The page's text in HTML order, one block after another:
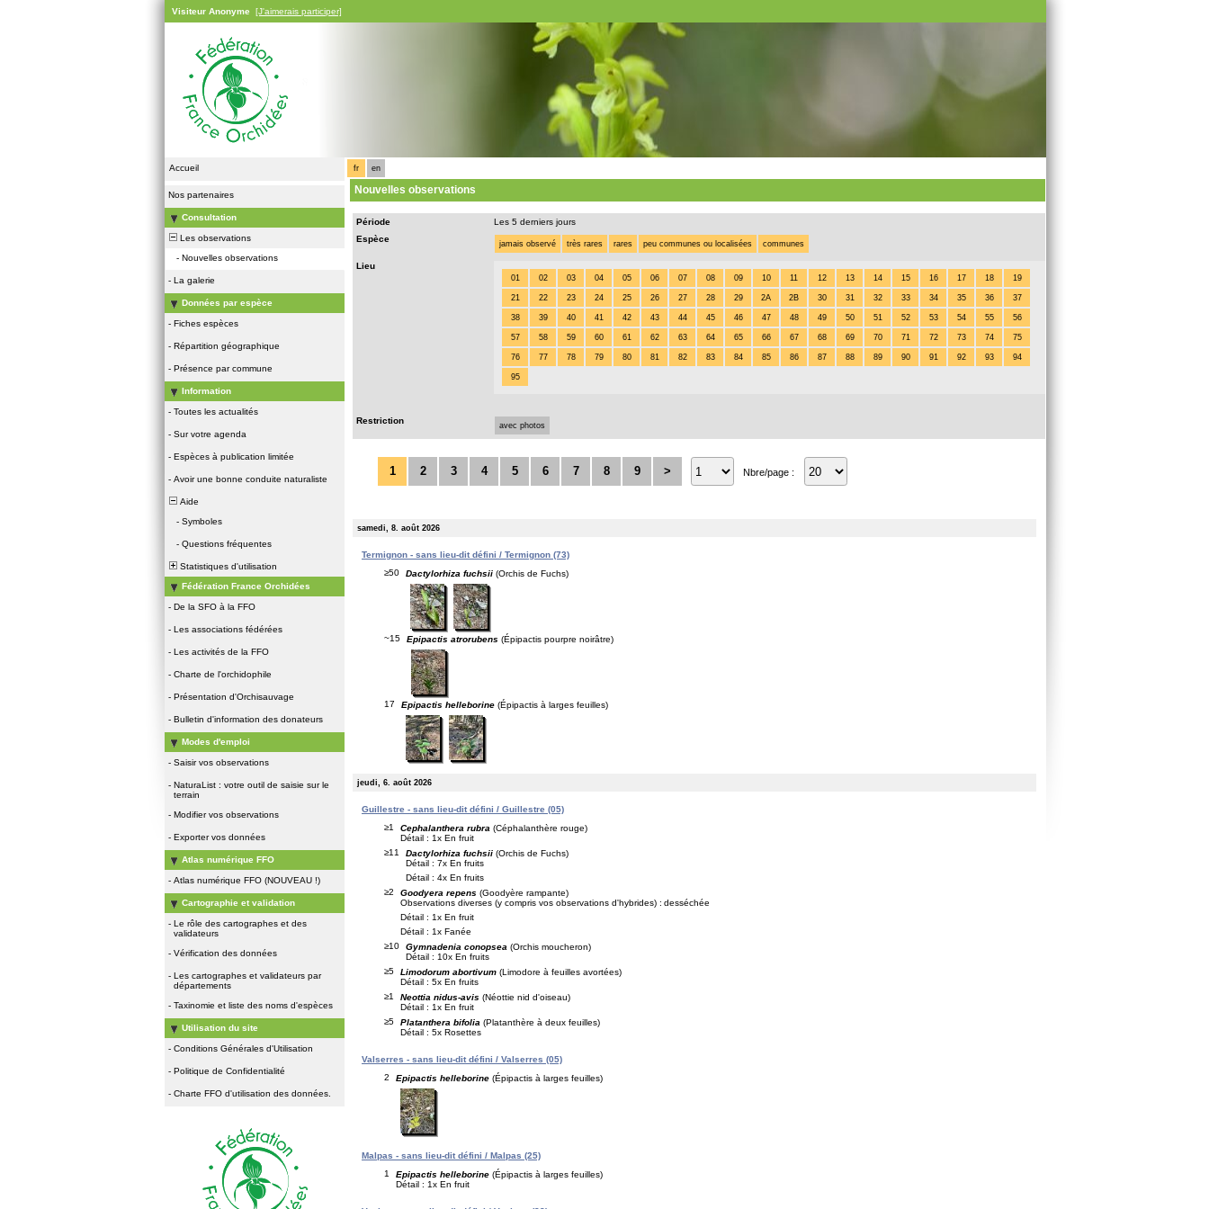
Visiteur Anonyme [J'aimerais participer]
Accueil
Nos partenaires
Consultation
Les observations
- Nouvelles observations
- La galerie
Données par espèce
- Fiches espèces
- Répartition géographique
- Présence par commune
Information
- Toutes les actualités
- Sur votre agenda
- Espèces à publication limitée
- Avoir une bonne conduite naturaliste
Aide
- Symboles
- Questions fréquentes
Statistiques d'utilisation
Fédération France Orchidées
- De la SFO à la FFO
- Les associations fédérées
- Les activités de la FFO
- Charte de l'orchidophile
- Présentation d'Orchisauvage
- Bulletin d'information des donateurs
Modes d'emploi
- Saisir vos observations
- NaturaList : votre outil de saisie sur le
terrain
- Modifier vos observations
- Exporter vos données
Atlas numérique FFO
- Atlas numérique FFO (NOUVEAU !)
Cartographie et validation
- Le rôle des cartographes et des
validateurs
- Vérification des données
- Les cartographes et validateurs par
départements
- Taxinomie et liste des noms d'espèces
Utilisation du site
- Conditions Générales d'Utilisation
- Politique de Confidentialité
- Charte FFO d'utilisation des données.
fr en
Nouvelles observations
Période
Les 5 derniers jours
Espèce
jamais observé très rares rares peu communes ou localisées communes
Lieu
01 02 03 04 05 06 07 08 09 10 11 12 13 14 15 16 17 18 19
21 22 23 24 25 26 27 28 29 2A 2B 30 31 32 33 34 35 36 37
38 39 40 41 42 43 44 45 46 47 48 49 50 51 52 53 54 55 56
57 58 59 60 61 62 63 64 65 66 67 68 69 70 71 72 73 74 75
76 77 78 79 80 81 82 83 84 85 86 87 88 89 90 91 92 93 94
95
Restriction avec photos
1 2 3 4 5 6 7 8 9 > Nbre/page :
samedi, 8. août 2026
Termignon - sans lieu-dit défini / Termignon (73)
≥50
Dactylorhiza fuchsii (Orchis de Fuchs)
~15 Epipactis atrorubens (Épipactis pourpre noirâtre)
17 Epipactis helleborine (Épipactis à larges feuilles)
jeudi, 6. août 2026
Guillestre - sans lieu-dit défini / Guillestre (05)
≥1
Cephalanthera rubra (Céphalanthère rouge)
Détail : 1x En fruit
≥11
Dactylorhiza fuchsii (Orchis de Fuchs)
Détail : 7x En fruits
Détail : 4x En fruits
≥2
Goodyera repens (Goodyère rampante)
Observations diverses (y compris vos observations d'hybrides) : desséchée
Détail : 1x En fruit
Détail : 1x Fanée
≥10
Gymnadenia conopsea (Orchis moucheron)
Détail : 10x En fruits
≥5
Limodorum abortivum (Limodore à feuilles avortées)
Détail : 5x En fruits
≥1
Neottia nidus-avis (Néottie nid d'oiseau)
Détail : 1x En fruit
≥5
Platanthera bifolia (Platanthère à deux feuilles)
Détail : 5x Rosettes
Valserres - sans lieu-dit défini / Valserres (05)
2
Epipactis helleborine (Épipactis à larges feuilles)
Malpas - sans lieu-dit défini / Malpas (25)
1
Epipactis helleborine (Épipactis à larges feuilles)
Détail : 1x En fruit